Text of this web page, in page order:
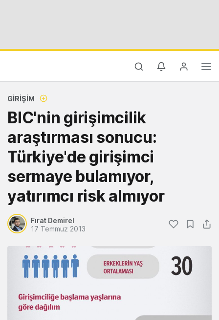
GIRIŞIM
BIC'nin girişimcilik
araştırması sonucu:
Türkiye'de girişimci
sermaye bulamıyor,
yatırımcı risk almıyor
Fırat Demirel
17 Temmuz 2013